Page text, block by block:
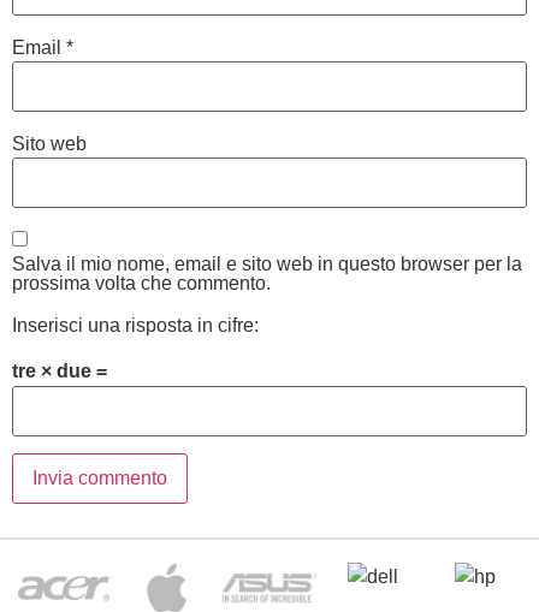
Email *
Sito web
Salva il mio nome, email e sito web in questo browser per la
prossima volta che commento.
Inserisci una risposta in cifre:
tre × due =